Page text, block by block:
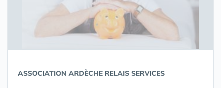
ASSOCIATION ARDÈCHE RELAIS SERVICES